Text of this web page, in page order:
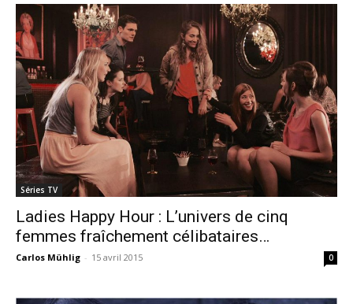
Séries TV
Ladies Happy Hour : L’univers de cinq
femmes fraîchement célibataires…
Carlos Mühlig - 15 avril 2015 0